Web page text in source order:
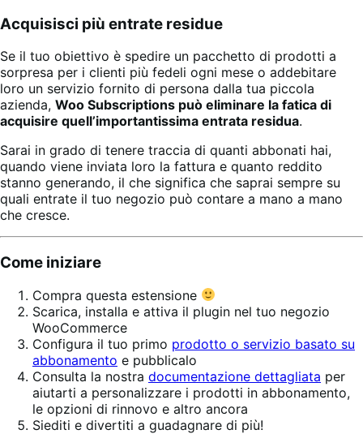
Acquisisci più entrate residue
Se il tuo obiettivo è spedire un pacchetto di prodotti a
sorpresa per i clienti più fedeli ogni mese o addebitare
loro un servizio fornito di persona dalla tua piccola
azienda, Woo Subscriptions può eliminare la fatica di
acquisire quell’importantissima entrata residua.
Sarai in grado di tenere traccia di quanti abbonati hai,
quando viene inviata loro la fattura e quanto reddito
stanno generando, il che significa che saprai sempre su
quali entrate il tuo negozio può contare a mano a mano
che cresce.
Come iniziare
Compra questa estensione
Scarica, installa e attiva il plugin nel tuo negozio
WooCommerce
Configura il tuo primo prodotto o servizio basato su
abbonamento e pubblicalo
Consulta la nostra documentazione dettagliata per
aiutarti a personalizzare i prodotti in abbonamento,
le opzioni di rinnovo e altro ancora
Siediti e divertiti a guadagnare di più!